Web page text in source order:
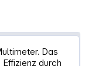
Das
durch